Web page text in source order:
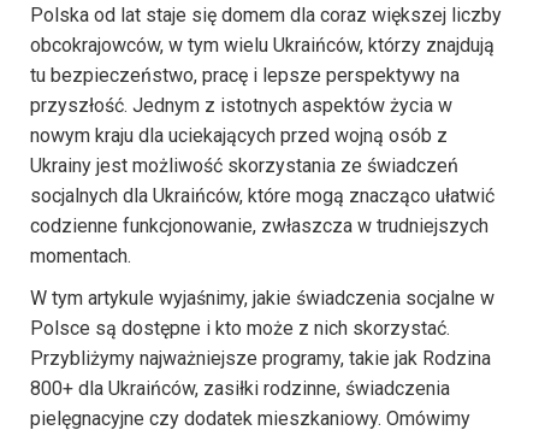
Polska od lat staje się domem dla coraz większej liczby
obcokrajowców, w tym wielu Ukraińców, którzy znajdują
tu bezpieczeństwo, pracę i lepsze perspektywy na
przyszłość. Jednym z istotnych aspektów życia w
nowym kraju dla uciekających przed wojną osób z
Ukrainy jest możliwość skorzystania ze świadczeń
socjalnych dla Ukraińców, które mogą znacząco ułatwić
codzienne funkcjonowanie, zwłaszcza w trudniejszych
momentach.
W tym artykule wyjaśnimy, jakie świadczenia socjalne w
Polsce są dostępne i kto może z nich skorzystać.
Przybliżymy najważniejsze programy, takie jak Rodzina
800+ dla Ukraińców, zasiłki rodzinne, świadczenia
pielęgnacyjne czy dodatek mieszkaniowy. Omówimy